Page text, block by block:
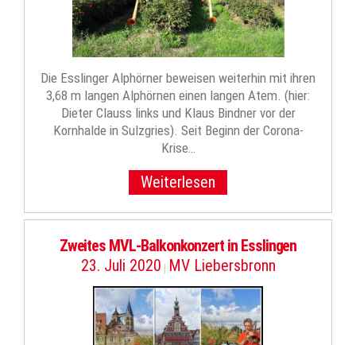
Die Esslinger Alphörner beweisen weiterhin mit ihren
3,68 m langen Alphörnen einen langen Atem. (hier:
Dieter Clauss links und Klaus Bindner vor der
Kornhalde in Sulzgries). Seit Beginn der Corona-
Krise…
Weiterlesen
Zweites MVL-Balkonkonzert in Esslingen
23. Juli 2020 | MV Liebersbronn